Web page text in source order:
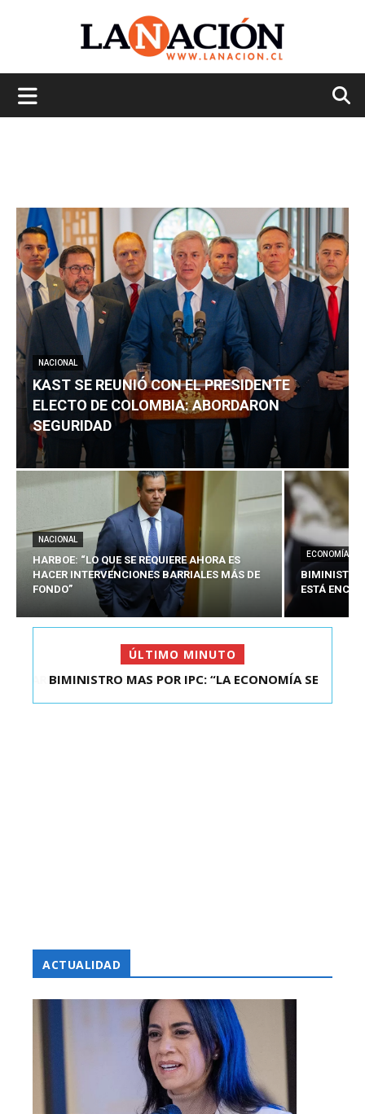
NACIONAL
KAST SE REUNIÓ CON EL PRESIDENTE
ELECTO DE COLOMBIA: ABORDARON
SEGURIDAD
NACIONAL
HARBOE: “LO QUE SE REQUIERE AHORA ES
HACER INTERVENCIONES BARRIALES MÁS DE
FONDO”
ECONOMÍA
BIMINISTRO
ESTÁ
ÚLTIMO MINUTO
BIMINISTRO MAS POR IPC: “LA ECONOMÍA SE
ACTUALIDAD